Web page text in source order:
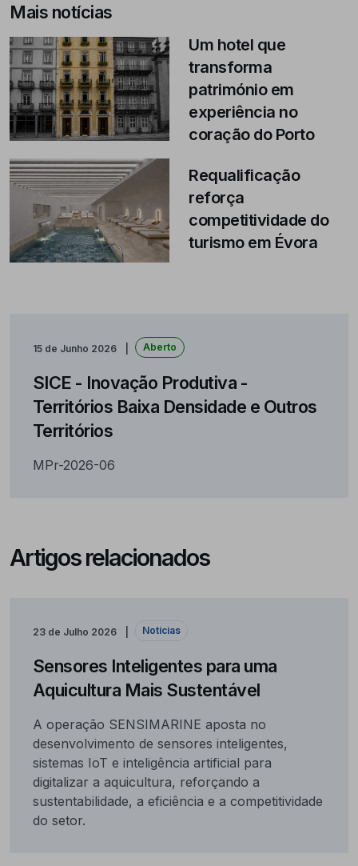
Mais notícias
Um hotel que
transforma
património em
experiência no
coração do Porto
Requalificação
reforça
competitividade do
turismo em Évora
15 de Junho 2026 Aberto
SICE - Inovação Produtiva -
Territórios Baixa Densidade e Outros
Territórios
MPr-2026-06
Artigos relacionados
23 de Julho 2026 Notícias
Sensores Inteligentes para uma
Aquicultura Mais Sustentável
A operação SENSIMARINE aposta no
desenvolvimento de sensores inteligentes,
sistemas IoT e inteligência artificial para
digitalizar a aquicultura, reforçando a
sustentabilidade, a eficiência e a competitividade
do setor.